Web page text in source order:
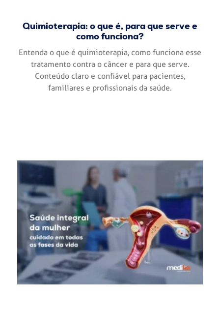
Quimioterapia: o que é, para que serve e
como funciona?
Entenda o que é quimioterapia, como funciona esse
tratamento contra o câncer e para que serve.
Conteúdo claro e confiável para pacientes,
familiares e profissionais da saúde.